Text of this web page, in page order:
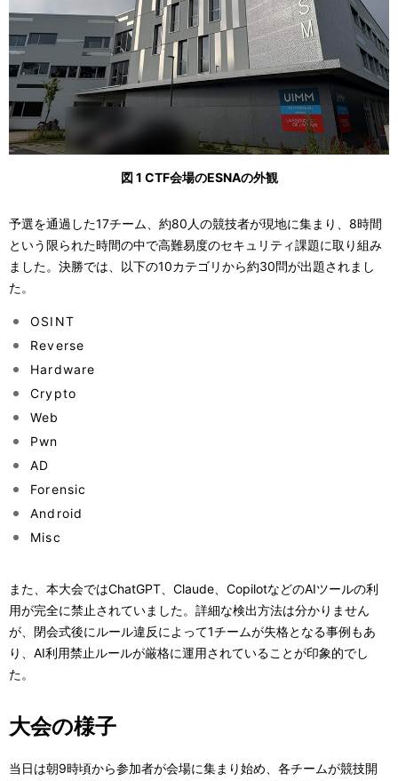
図 1 CTF会場のESNAの外観
予選を通過した17チーム、約80人の競技者が現地に集まり、8時間
という限られた時間の中で高難易度のセキュリティ課題に取り組み
ました。決勝では、以下の10カテゴリから約30問が出題されまし
た。
OSINT
Reverse
Hardware
Crypto
Web
Pwn
AD
Forensic
Android
Misc
また、本大会ではChatGPT、Claude、CopilotなどのAIツールの利
用が完全に禁止されていました。詳細な検出方法は分かりません
が、閉会式後にルール違反によって1チームが失格となる事例もあ
り、AI利用禁止ルールが厳格に運用されていることが印象的でし
た。
大会の様子
当日は朝9時頃から参加者が会場に集まり始め、各チームが競技開